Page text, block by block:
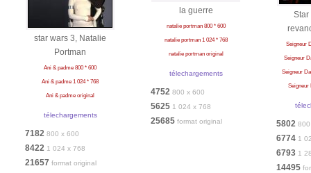
star wars 3, Natalie
Portman
Ani & padme 800 * 600
Ani & padme 1 024 * 768
Ani & padme original
télechargements
7182 800 x 600
8422 1 024 x 768
21657 format original
la guerre
natalie portman 800 * 600
natalie portman 1 024 * 768
natalie portman original
télechargements
4752 800 x 600
5625 1 024 x 768
25685 format original
Star
Seigneur
Seigneur
Seigneur
Seigneur
5802
6774 1
6793 1
14495